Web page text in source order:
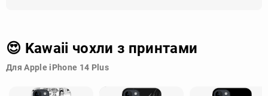
😍 Kawaii чохли з принтами
Для Apple iPhone 14 Plus